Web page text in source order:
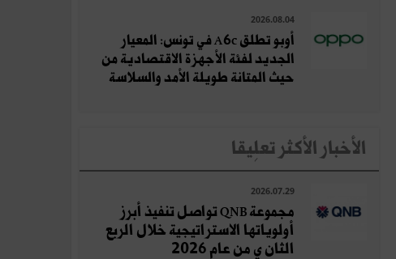
2026.08.04
أوبو تطلق A6c في تونس: المعيار
الجديد لفئة الأجهزة الاقتصادية من
حيث المتانة طويلة الأمد والسلاسة
الأخبار الأكثر تعلِيقا
2026.07.29
مجموعة QNB تواصل تنفيذ أبرز
أولوياتها الاستراتيجية خلال الربع
الثان ي من عام 2026